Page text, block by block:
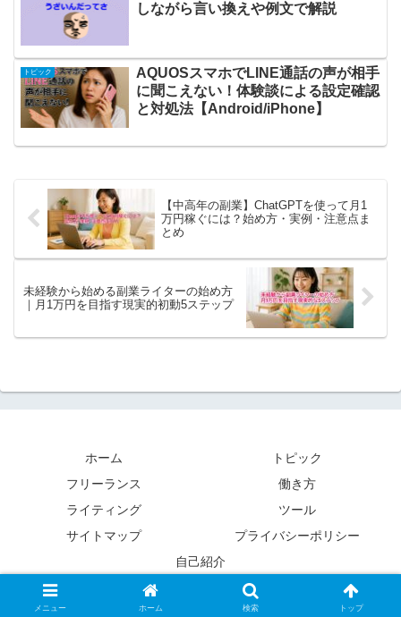
しながら言い換えや例文で解説
トピック
AQUOSスマホでLINE通話の声が相手
に聞こえない！体験談による設定確認
と対処法【Android/iPhone】
【中高年の副業】ChatGPTを使って月1
万円稼ぐには？始め方・実例・注意点ま
とめ
未経験から始める副業ライターの始め方
｜月1万円を目指す現実的初動5ステップ
ホーム
トピック
フリーランス
働き方
ライティング
ツール
サイトマップ
プライバシーポリシー
自己紹介
Copyright © 2025 L.D.K.Information All Rights Reserved.
メニュー ホーム 検索 トップ